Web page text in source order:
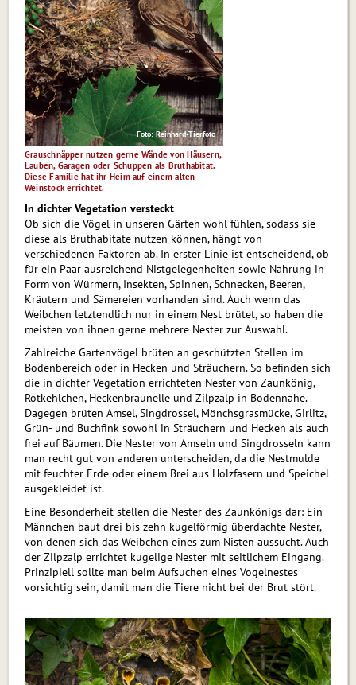
Foto: Reinhard-Tierfoto
Grauschnäpper nutzen gerne Wände von Häusern,
Lauben, Garagen oder Schuppen als Bruthabitat.
Diese Familie hat ihr Heim auf einem alten
Weinstock errichtet.
In dichter Vegetation versteckt
Ob sich die Vögel in unseren Gärten wohl fühlen, sodass sie
diese als Bruthabitate nutzen können, hängt von
verschiedenen Faktoren ab. In erster Linie ist entscheidend, ob
für ein Paar ausreichend Nist­ge­le­gen­hei­ten sowie Nahrung in
Form von Würmern, Insekten, Spinnen, Schnecken, Beeren,
Kräutern und Sämereien vorhanden sind. Auch wenn das
Weibchen letztendlich nur in einem Nest brütet, so haben die
meisten von ihnen gerne mehrere Nester zur Auswahl.
Zahlreiche Gartenvögel brüten an geschützten Stellen im
Bodenbereich oder in Hecken und Sträuchern. So befinden sich
die in dichter Vegetation errichteten Nester von Zaunkönig,
Rotkehlchen, Heckenbraunelle und Zilpzalp in Bodennähe.
Dagegen brüten Amsel, Singdrossel, Mönchsgrasmücke, Girlitz,
Grün- und Buchfink sowohl in Sträuchern und Hecken als auch
frei auf Bäumen. Die Nester von Amseln und Sing­dros­seln kann
man recht gut von anderen unterscheiden, da die Nestmulde
mit feuchter Erde oder einem Brei aus Holzfasern und Speichel
ausgekleidet ist.
Eine Besonderheit stellen die Nester des Zaunkönigs dar: Ein
Männchen baut drei bis zehn kugelförmig überdachte Nester,
von denen sich das Weibchen eines zum Nisten aussucht. Auch
der Zilpzalp errichtet kugelige Nester mit seitlichem Eingang.
Prinzipiell sollte man beim Aufsuchen eines Vogelnestes
vorsichtig sein, damit man die Tiere nicht bei der Brut stört.